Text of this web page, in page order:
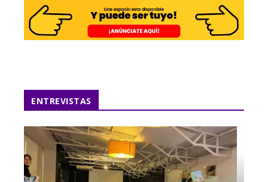
ENTREVISTAS